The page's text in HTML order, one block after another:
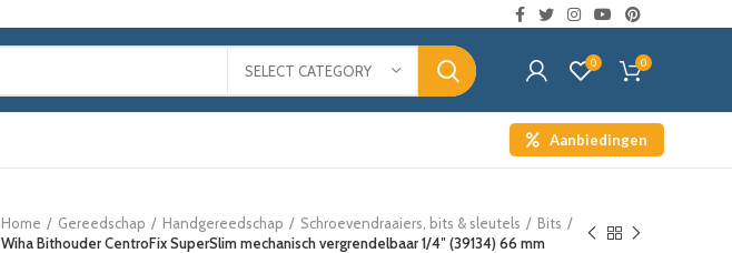
SELECT CATEGORY 0 0
Aanbiedingen
Home Gereedschap Handgereedschap Schroevendraaiers, bits & sleutels
Bits
Wiha Bithouder CentroFix SuperSlim mechanisch vergrendelbaar 1/4″ (39134) 66 mm